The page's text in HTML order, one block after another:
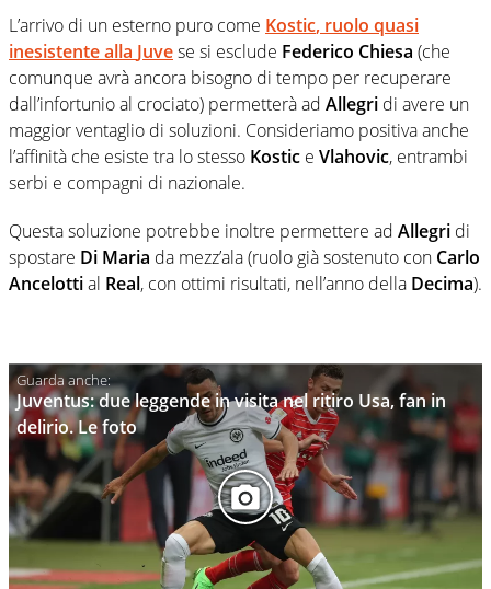
L’arrivo di un esterno puro come Kostic, ruolo quasi
inesistente alla Juvese si esclude Federico Chiesa (che
comunque avrà ancora bisogno di tempo per recuperare
dall’infortunio al crociato) permetterà ad Allegri di avere un
maggior ventaglio di soluzioni. Consideriamo positiva anche
l’affinità che esiste tra lo stesso Kostic e Vlahovic, entrambi
serbi e compagni di nazionale.
Questa soluzione potrebbe inoltre permettere ad Allegri di
spostare Di Maria da mezz’ala (ruolo già sostenuto con Carlo
Ancelottial Real, con ottimi risultati, nell’anno della Decima).
Juventus: due leggende in visita nel ritiro Usa, fan in
delirio. Le foto